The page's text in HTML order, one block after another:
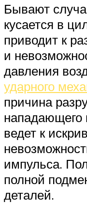
Бывают
кусается в
приводит к
и
давления
ударного
причина
нападающего
ведет к
импульса.
полной
деталей.